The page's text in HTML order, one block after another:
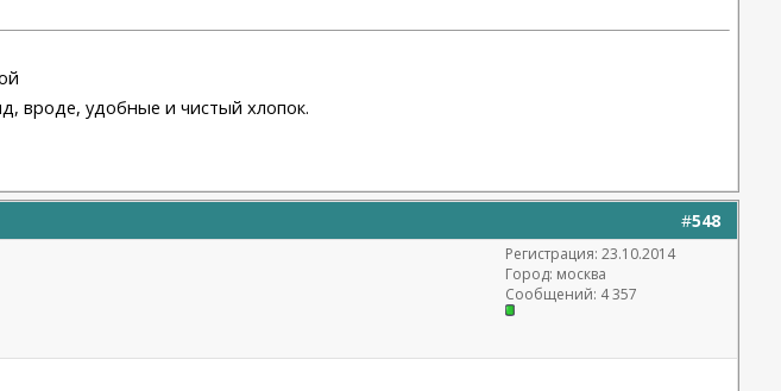
вроде, удобные и чистый хлопок.
#548
Регистрация: 23.10.2014
Город: москва
Сообщений: 4 357